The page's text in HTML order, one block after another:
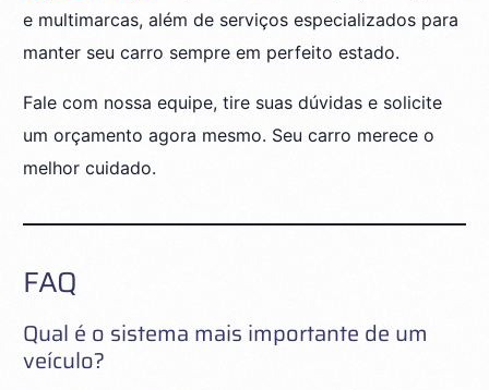
e multimarcas, além de serviços especializados para
manter seu carro sempre em perfeito estado.
Fale com nossa equipe, tire suas dúvidas e solicite
um orçamento agora mesmo. Seu carro merece o
melhor cuidado.
FAQ
Qual é o sistema mais importante de um
veículo?